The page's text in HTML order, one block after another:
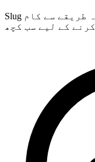
Slug ڈیٹا کے ساتھ مؤثر اور پیشہ ورانہ طریقے سے کام
کرنے کے لیے سب کچھ